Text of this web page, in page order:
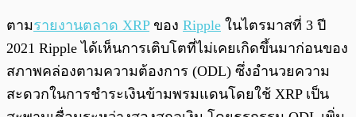
ตามรายงานตลาด XRPของ Ripple ในไตรมาสที่ 3 ปี
2021 Ripple ได้เห็นการเติบโตที่ไม่เคยเกิดขึ้นมาก่อนของ
สภาพคล่องตามความต้องการ (ODL) ซึ่งอำนวยความ
สะดวกในการชำระเงินข้ามพรมแดนโดยใช้ XRP เป็น